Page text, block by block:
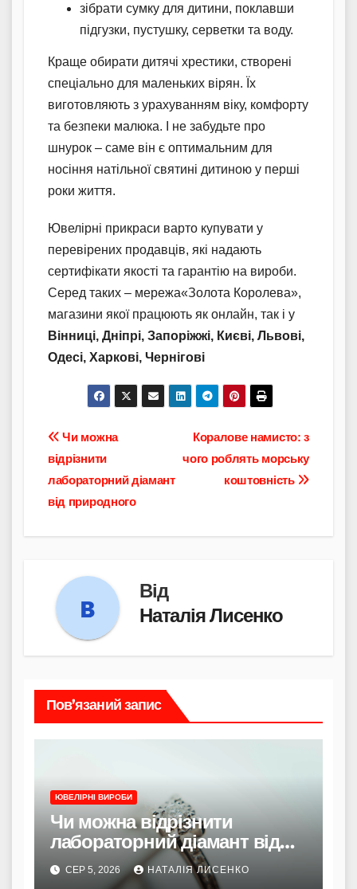
зібрати сумку для дитини, поклавши
підгузки, пустушку, серветки та воду.
Краще обирати дитячі хрестики, створені
спеціально для маленьких вірян. Їх
виготовляють з урахуванням віку, комфорту
та безпеки малюка. І не забудьте про
шнурок – саме він є оптимальним для
носіння натільної святині дитиною у перші
роки життя.
Ювелірні прикраси варто купувати у
перевірених продавців, які надають
сертифікати якості та гарантію на вироби.
Серед таких – мережа«Золота Королева»,
магазини якої працюють як онлайн, так і у
Вінниці, Дніпрі, Запоріжжі, Києві, Львові,
Одесі, Харкові, Чернігові
Навігація
записів
Коралове намисто: з
чого роблять морську
коштовність
Чи можна
відрізнити
лабораторний діамант
від природного
Від
Наталія Лисенко
Пов’язаний запис
ЮВЕЛІРНІ ВИРОБИ
Чи можна відрізнити
лабораторний діамант від
природного
СЕР 5, 2026 НАТАЛІЯ ЛИСЕНКО